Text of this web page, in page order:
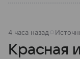
4 часа назад
Красная